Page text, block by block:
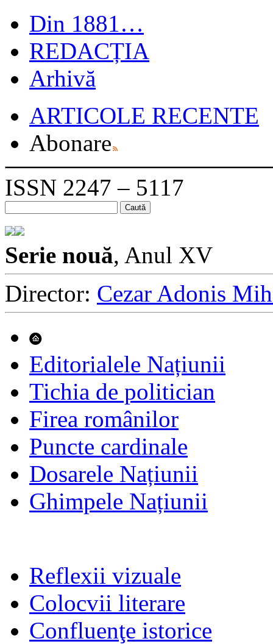
Din 1881…
REDACȚIA
Arhivă
ARTICOLE RECENTE
Abonare
ISSN 2247 – 5117
după:
Serie nouă, Anul XV
Director: Cezar Adonis
Editorialele Națiunii
Tichia de politician
Firea românilor
Puncte cardinale
Dosarele Națiunii
Ghimpele Națiunii
Reflexii vizuale
Colocvii literare
Confluenţe istorice